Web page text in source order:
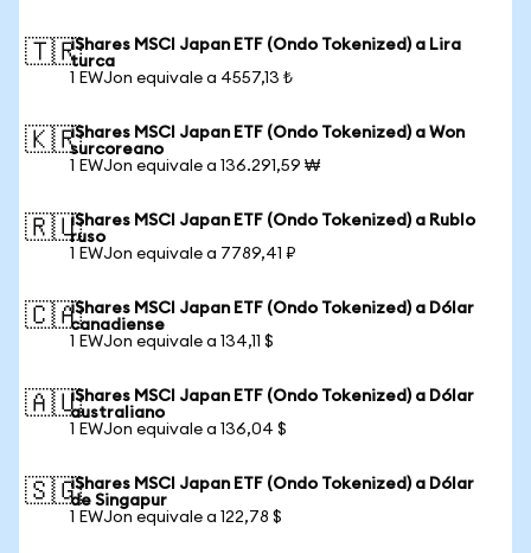
🇹🇷iShares MSCI Japan ETF (Ondo Tokenized) a Lira
turca
1 EWJon equivale a 4557,13 ₺
🇰🇷iShares MSCI Japan ETF (Ondo Tokenized) a Won
surcoreano
1 EWJon equivale a 136.291,59 ₩
🇷🇺iShares MSCI Japan ETF (Ondo Tokenized) a Rublo
ruso
1 EWJon equivale a 7789,41 ₽
🇨🇦iShares MSCI Japan ETF (Ondo Tokenized) a Dólar
canadiense
1 EWJon equivale a 134,11 $
🇦🇺iShares MSCI Japan ETF (Ondo Tokenized) a Dólar
australiano
1 EWJon equivale a 136,04 $
🇸🇬iShares MSCI Japan ETF (Ondo Tokenized) a Dólar
de Singapur
1 EWJon equivale a 122,78 $